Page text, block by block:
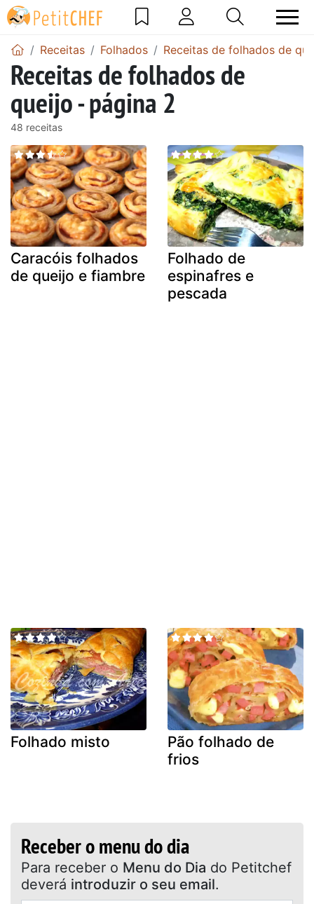
Receitas Folhados Receitas de folhados de
Receitas de folhados de
queijo - página 2
48 receitas
Caracóis folhados
de queijo e fiambre
Folhado de
espinafres e
pescada
Folhado misto
Pão folhado de
frios
Receber o menu do dia
Para receber o Menu do Dia do Petitchef
deverá introduzir o seu email.